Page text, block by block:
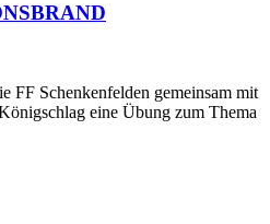
FF Schenkenfelden gemeinsam mit
eine Übung zum Thema